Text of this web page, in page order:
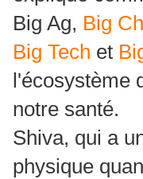
Big Ag, Big
Big Tech et
l'écosystème
notre santé.
Shiva, qui a
physique